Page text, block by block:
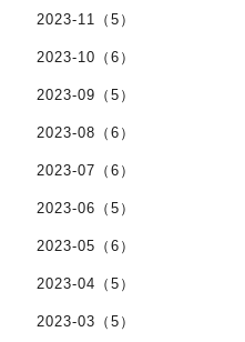
2023-11（5）
2023-10（6）
2023-09（5）
2023-08（6）
2023-07（6）
2023-06（5）
2023-05（6）
2023-04（5）
2023-03（5）